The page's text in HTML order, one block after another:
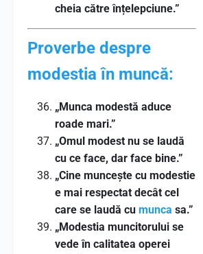
cheia către înțelepciune.”
Proverbe despre
modestia în muncă:
„Munca modestă aduce
roade mari.”
„Omul modest nu se laudă
cu ce face, dar face bine.”
„Cine muncește cu modestie
e mai respectat decât cel
care se laudă cu munca sa.”
„Modestia muncitorului se
vede în calitatea operei